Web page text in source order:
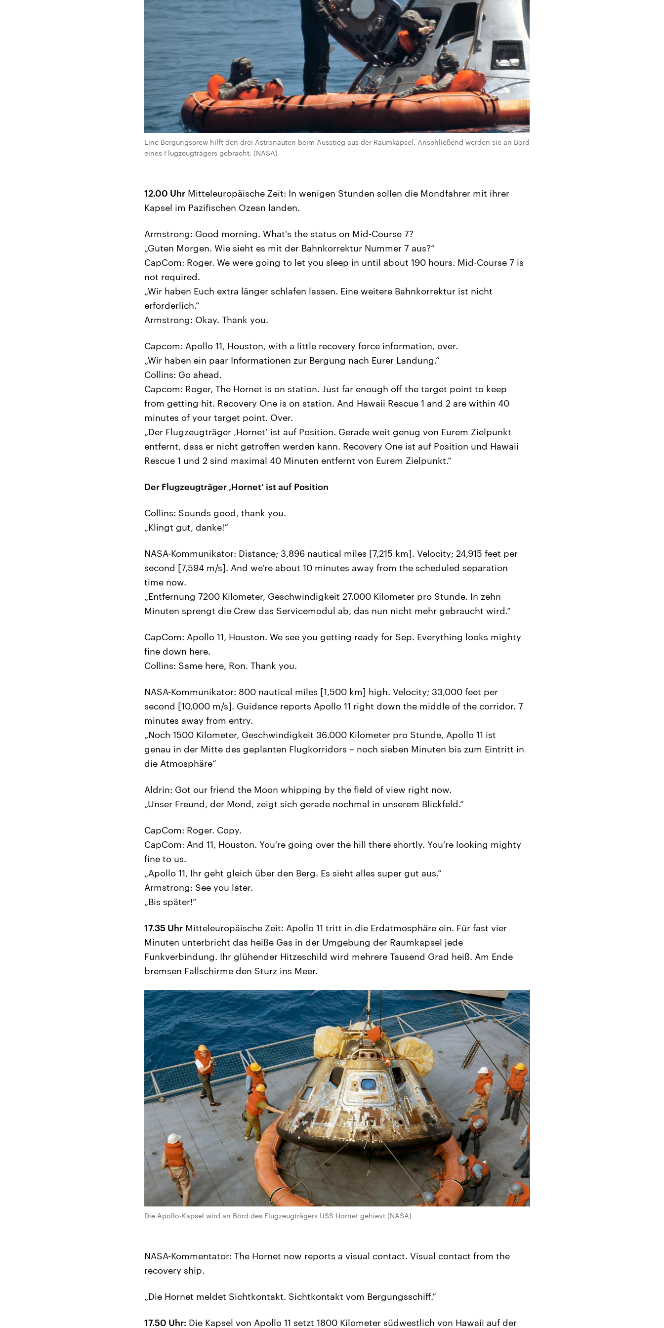
Eine Bergungscrew hilft den drei Astronauten beim Ausstieg aus der Raumkapsel. Anschließend werden sie an Bord
eines Flugzeugträgers gebracht. (NASA)
12.00 Uhr Mitteleuropäische Zeit: In wenigen Stunden sollen die Mondfahrer mit ihrer
Kapsel im Pazifischen Ozean landen.
Armstrong: Good morning. What's the status on Mid-Course 7?
„Guten Morgen. Wie sieht es mit der Bahnkorrektur Nummer 7 aus?“
CapCom: Roger. We were going to let you sleep in until about 190 hours. Mid-Course 7 is
not required.
„Wir haben Euch extra länger schlafen lassen. Eine weitere Bahnkorrektur ist nicht
erforderlich.“
Armstrong: Okay. Thank you.
Capcom: Apollo 11, Houston, with a little recovery force information, over.
„Wir haben ein paar Informationen zur Bergung nach Eurer Landung.“
Collins: Go ahead.
Capcom: Roger, The Hornet is on station. Just far enough off the target point to keep
from getting hit. Recovery One is on station. And Hawaii Rescue 1 and 2 are within 40
minutes of your target point. Over.
„Der Flugzeugträger ‚Hornet‘ ist auf Position. Gerade weit genug von Eurem Zielpunkt
entfernt, dass er nicht getroffen werden kann. Recovery One ist auf Position und Hawaii
Rescue 1 und 2 sind maximal 40 Minuten entfernt von Eurem Zielpunkt.“
Der Flugzeugträger ‚Hornet‘ ist auf Position
Collins: Sounds good, thank you.
„Klingt gut, danke!“
NASA-Kommunikator: Distance; 3,896 nautical miles [7,215 km]. Velocity; 24,915 feet per
second [7,594 m/s]. And we're about 10 minutes away from the scheduled separation
time now.
„Entfernung 7200 Kilometer, Geschwindigkeit 27.000 Kilometer pro Stunde. In zehn
Minuten sprengt die Crew das Servicemodul ab, das nun nicht mehr gebraucht wird.“
CapCom: Apollo 11, Houston. We see you getting ready for Sep. Everything looks mighty
fine down here.
Collins: Same here, Ron. Thank you.
NASA-Kommunikator: 800 nautical miles [1,500 km] high. Velocity; 33,000 feet per
second [10,000 m/s]. Guidance reports Apollo 11 right down the middle of the corridor. 7
minutes away from entry.
„Noch 1500 Kilometer, Geschwindigkeit 36.000 Kilometer pro Stunde, Apollo 11 ist
genau in der Mitte des geplanten Flugkorridors – noch sieben Minuten bis zum Eintritt in
die Atmosphäre“
Aldrin: Got our friend the Moon whipping by the field of view right now.
„Unser Freund, der Mond, zeigt sich gerade nochmal in unserem Blickfeld.“
CapCom: Roger. Copy.
CapCom: And 11, Houston. You're going over the hill there shortly. You're looking mighty
fine to us.
„Apollo 11, Ihr geht gleich über den Berg. Es sieht alles super gut aus.“
Armstrong: See you later.
„Bis später!“
17.35 Uhr Mitteleuropäische Zeit: Apollo 11 tritt in die Erdatmosphäre ein. Für fast vier
Minuten unterbricht das heiße Gas in der Umgebung der Raumkapsel jede
Funkverbindung. Ihr glühender Hitzeschild wird mehrere Tausend Grad heiß. Am Ende
bremsen Fallschirme den Sturz ins Meer.
Die Apollo-Kapsel wird an Bord des Flugzeugträgers USS Hornet gehievt (NASA)
NASA-Kommentator: The Hornet now reports a visual contact. Visual contact from the
recovery ship.
„Die Hornet meldet Sichtkontakt. Sichtkontakt vom Bergungsschiff.“
17.50 Uhr: Die Kapsel von Apollo 11 setzt 1800 Kilometer südwestlich von Hawaii auf der